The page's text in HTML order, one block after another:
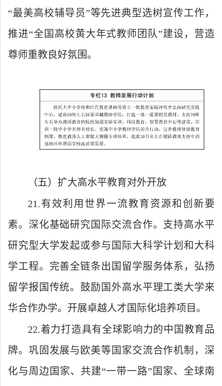
“最美高校辅导员”等先进典型选树宣传工作，
推进“全国高校黄大年式教师团队”建设，营造
尊师重教良好氛围。
（五）扩大高水平教育对外开放
21.有效利用世界一流教育资源和创新要
素。深化基础研究国际交流合作。支持高水平
研究型大学发起或参与国际大科学计划和大科
学工程。完善全链条出国留学服务体系，弘扬
留学报国传统。鼓励国外高水平理工类大学来
华合作办学。开展卓越人才国际化培养项目。
22.着力打造具有全球影响力的中国教育品
牌。巩固发展与欧美等国家交流合作机制，深
化与周边国家、共建“一带一路”国家、全球南